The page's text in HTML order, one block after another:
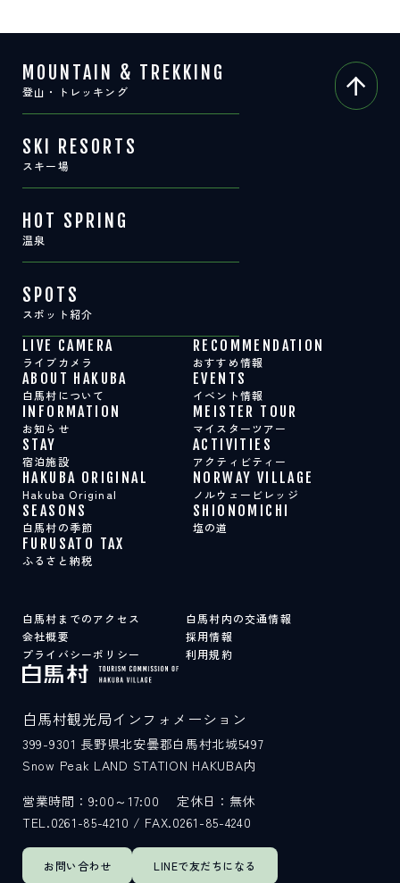
MOUNTAIN & TREKKING
登山・トレッキング
SKI RESORTS
スキー場
HOT SPRING
温泉
SPOTS
スポット紹介
LIVE CAMERA
ライブカメラ
RECOMMENDATION
おすすめ情報
ABOUT HAKUBA
白馬村について
EVENTS
イベント情報
INFORMATION
お知らせ
MEISTER TOUR
マイスターツアー
STAY
宿泊施設
ACTIVITIES
アクティビティー
HAKUBA ORIGINAL
Hakuba Original
NORWAY VILLAGE
ノルウェービレッジ
SEASONS
白馬村の季節
SHIONOMICHI
塩の道
FURUSATO TAX
ふるさと納税
白馬村までのアクセス
白馬村内の交通情報
会社概要
採用情報
プライバシーポリシー
利用規約
お問い合わせ LINEで友だちになる
白馬村観光局インフォメーション
399-9301 長野県北安曇郡白馬村北城5497
Snow Peak LAND STATION HAKUBA内
営業時間：9:00～17:00
定休日：無休
TEL.0261-85-4210 / FAX.0261-85-4240